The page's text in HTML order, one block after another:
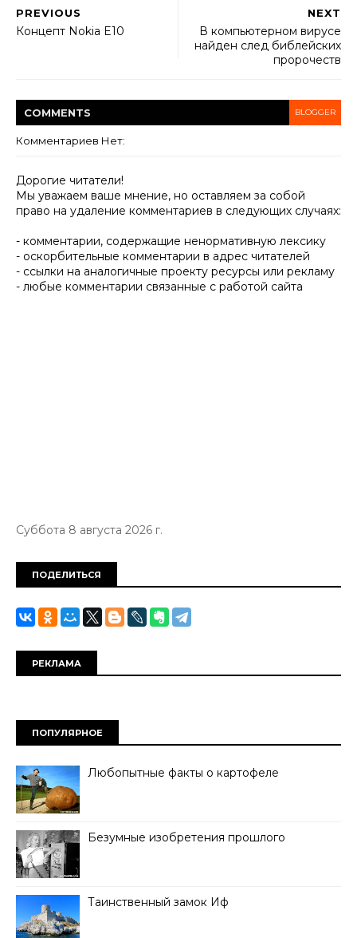
NEXT
В компьютерном вирусе
найден след библейских
пророчеств
PREVIOUS
Концепт Nokia E10
COMMENTS BLOGGER
Комментариев Нет:
Дорогие читатели!
Мы уважаем ваше мнение, но оставляем за собой
право на удаление комментариев в следующих случаях:
- комментарии, содержащие ненормативную лексику
- оскорбительные комментарии в адрес читателей
- ссылки на аналогичные проекту ресурсы или рекламу
- любые комментарии связанные с работой сайта
Суббота 8 августа 2026 г.
ПОДЕЛИТЬСЯ
РЕКЛАМА
ПОПУЛЯРНОЕ
Любопытные факты о картофеле
Безумные изобретения прошлого
Таинственный замок Иф